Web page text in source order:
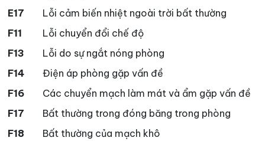
E17
Lỗi cảm biến nhiệt ngoài trời bất thường
F11
Lỗi chuyển đổi chế độ
F13
Lỗi do sự ngắt nóng phòng
F14
Điện áp phòng gặp vấn đề
F16
Các chuyển mạch làm mát và ẩm gặp vấn đề
F17
Bất thường trong đóng băng trong phòng
F18
Bất thường của mạch khô